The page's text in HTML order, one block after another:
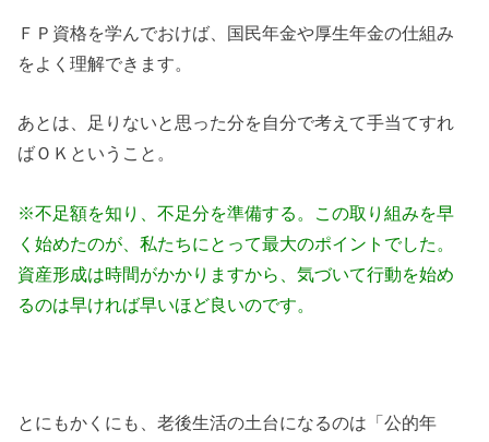
ＦＰ資格を学んでおけば、国民年金や厚生年金の仕組み
をよく理解できます。
あとは、足りないと思った分を自分で考えて手当てすれ
ばＯＫということ。
※不足額を知り、不足分を準備する。この取り組みを早
く始めたのが、私たちにとって最大のポイントでした。
資産形成は時間がかかりますから、気づいて行動を始め
るのは早ければ早いほど良いのです。
とにもかくにも、老後生活の土台になるのは「公的年